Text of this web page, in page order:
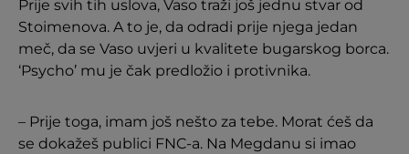
Prije svih tih uslova, Vaso traži još jednu stvar od
Stoimenova. A to je, da odradi prije njega jedan
meč, da se Vaso uvjeri u kvalitete bugarskog borca.
‘Psycho’ mu je čak predložio i protivnika.
– Prije toga, imam još nešto za tebe. Morat ćeš da
se dokažeš publici FNC-a. Na Megdanu si imao